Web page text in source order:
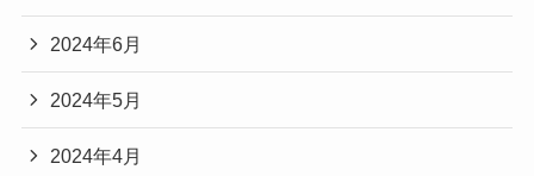
2024年6月
2024年5月
2024年4月